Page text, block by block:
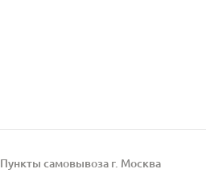
Пункты самовывоза г. Москва